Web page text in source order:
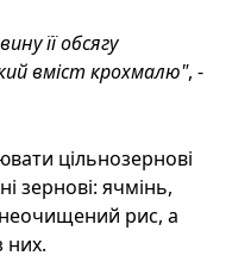
її обсягу
вміст крохмалю", -
цільнозернові
зернові: ячмінь,
рис, а
них.